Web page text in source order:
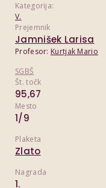
Kategorija:
V.
Prejemnik
Jamnišek Larisa
Profesor: Kurtjak Mario
SGBŠ
Št. točk
95,67
Mesto
1/9
Plaketa
Zlato
Nagrada
1.